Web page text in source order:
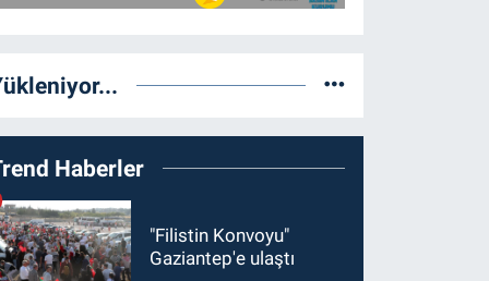
Haberler
"Filistin Konvoyu"
Gaziantep'e ulaştı